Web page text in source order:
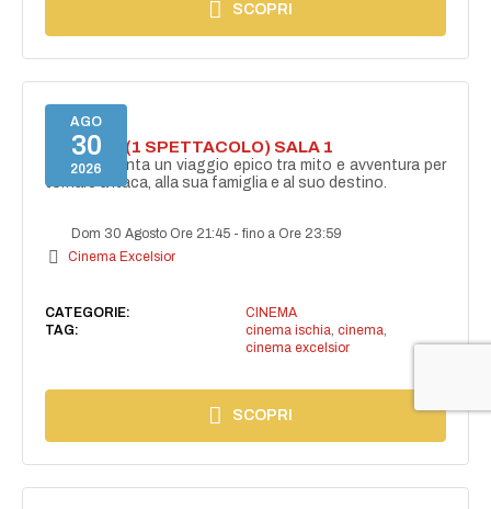
SCOPRI
AGO
30
2026
ODISSEA (1 SPETTACOLO) SALA 1
Ulisse affronta un viaggio epico tra mito e avventura per
tornare a Itaca, alla sua famiglia e al suo destino.
Dom 30 Agosto Ore 21:45 -fino a Ore 23:59
Cinema Excelsior
CATEGORIE:
CINEMA
TAG:
cinema ischia, cinema,
cinema excelsior
SCOPRI